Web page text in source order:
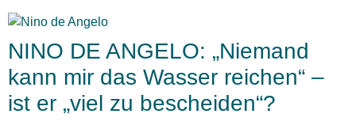
NINO DE ANGELO: „Niemand
kann mir das Wasser reichen“ –
ist er „viel zu bescheiden“?